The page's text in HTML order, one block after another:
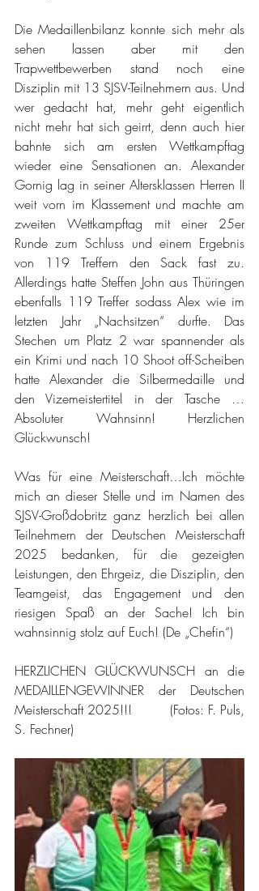
Die Medaillenbilanz konnte sich mehr als
sehen lassen aber mit den
Trapwettbewerben stand noch eine
Disziplin mit 13 SJSV-Teilnehmern aus. Und
wer gedacht hat, mehr geht eigentlich
nicht mehr hat sich geirrt, denn auch hier
bahnte sich am ersten Wettkampftag
wieder eine Sensationen an. Alexander
Gornig lag in seiner Altersklassen Herren II
weit vorn im Klassement und machte am
zweiten Wettkampftag mit einer 25er
Runde zum Schluss und einem Ergebnis
von 119 Treffern den Sack fast zu.
Allerdings hatte Steffen John aus Thüringen
ebenfalls 119 Treffer sodass Alex wie im
letzten Jahr „Nachsitzen“ durfte. Das
Stechen um Platz 2 war spannender als
ein Krimi und nach 10 Shoot off-Scheiben
hatte Alexander die Silbermedaille und
den Vizemeistertitel in der Tasche …
Absoluter Wahnsinn! Herzlichen
Glückwunsch!
Was für eine Meisterschaft…Ich möchte
mich an dieser Stelle und im Namen des
SJSV-Großdobritz ganz herzlich bei allen
Teilnehmern der Deutschen Meisterschaft
2025 bedanken, für die gezeigten
Leistungen, den Ehrgeiz, die Disziplin, den
Teamgeist, das Engagement und den
riesigen Spaß an der Sache! Ich bin
wahnsinnig stolz auf Euch! (De „Chefin“)
HERZLICHEN GLÜCKWUNSCH an die
MEDAILLENGEWINNER der Deutschen
Meisterschaft 2025!!!         (Fotos: F. Puls,
S. Fechner)